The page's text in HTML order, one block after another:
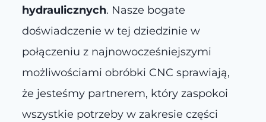
hydraulicznych. Nasze bogate
doświadczenie w tej dziedzinie w
połączeniu z najnowocześniejszymi
możliwościami obróbki CNC sprawiają,
że jesteśmy partnerem, który zaspokoi
wszystkie potrzeby w zakresie części